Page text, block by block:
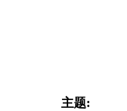
主题: